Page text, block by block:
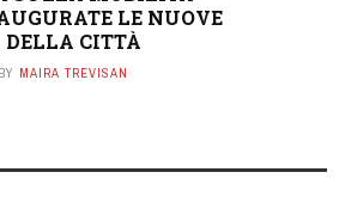
LE NUOVE
CITTÀ
BY MAIRA TREVISAN